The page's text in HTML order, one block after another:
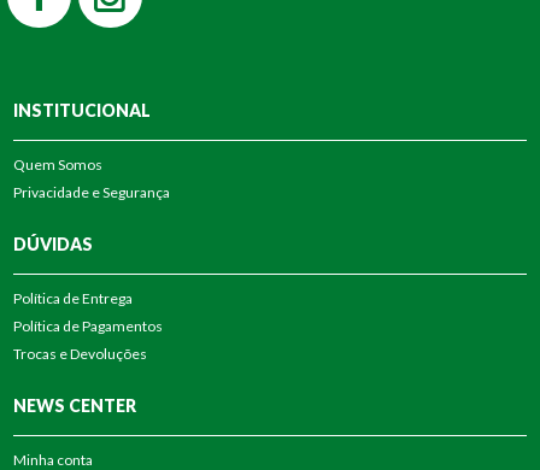
INSTITUCIONAL
Quem Somos
Privacidade e Segurança
DÚVIDAS
Política de Entrega
Política de Pagamentos
Trocas e Devoluções
NEWS CENTER
Minha conta